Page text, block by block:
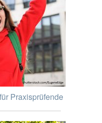
Praxisprüfende